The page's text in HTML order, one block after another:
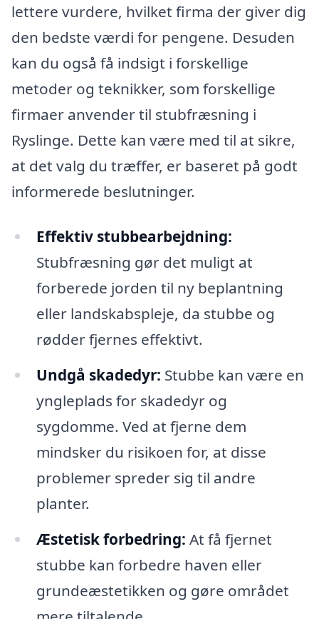
lettere vurdere, hvilket firma der giver dig
den bedste værdi for pengene. Desuden
kan du også få indsigt i forskellige
metoder og teknikker, som forskellige
firmaer anvender til stubfræsning i
Ryslinge. Dette kan være med til at sikre,
at det valg du træffer, er baseret på godt
informerede beslutninger.
Effektiv stubbearbejdning:
Stubfræsning gør det muligt at
forberede jorden til ny beplantning
eller landskabspleje, da stubbe og
rødder fjernes effektivt.
Undgå skadedyr: Stubbe kan være en
yngleplads for skadedyr og
sygdomme. Ved at fjerne dem
mindsker du risikoen for, at disse
problemer spreder sig til andre
planter.
Æstetisk forbedring: At få fjernet
stubbe kan forbedre haven eller
grundeæstetikken og gøre området